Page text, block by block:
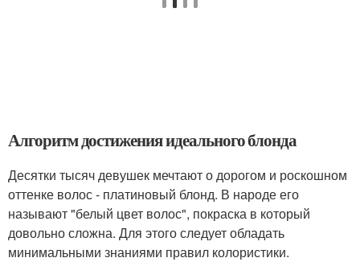
Алгоритм достижения идеального блонда
Десятки тысяч девушек мечтают о дорогом и роскошном
оттенке волос - платиновый блонд. В народе его
называют "белый цвет волос", покраска в который
довольно сложна. Для этого следует обладать
минимальными знаниями правил колористики.